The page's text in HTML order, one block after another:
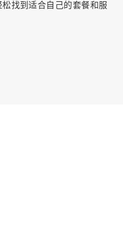
找到适合自己的套餐和服